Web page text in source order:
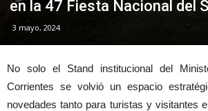
en la 47 Fiesta Nacional del
3 mayo, 2024
No solo el Stand institucional del
Corrientes se volvió un espacio
novedades tanto para turistas y visitantes